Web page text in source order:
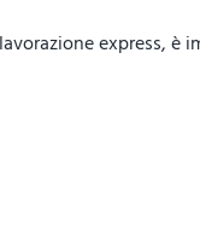
express,